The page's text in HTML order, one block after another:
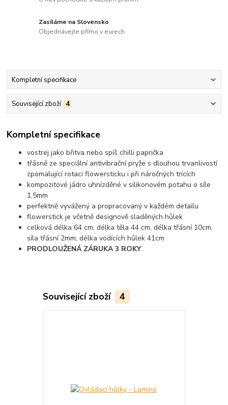
Zasíláme na Slovensko
Objednávejte přímo v eurech
Kompletní specifikace
Související zboží 4
Kompletní specifikace
vostrej jako břitva nebo spíš chilli paprička
třásně ze speciální antivibrační pryže s dlouhou trvanlivostí
zpomalující rotaci flowersticku i při náročných tricích
kompozitové jádro uhnízděné v silikonovém potahu o síle
1,5mm
perfektně vyvážený a propracovaný v každém detailu
flowerstick je včetně designově sladěných hůlek
celková délka 64 cm, délka těla 44 cm, délka třásní 10cm,
síla třásní 2mm, délka vodících hůlek 41cm
PRODLOUŽENÁ ZÁRUKA 3 ROKY
Související zboží 4